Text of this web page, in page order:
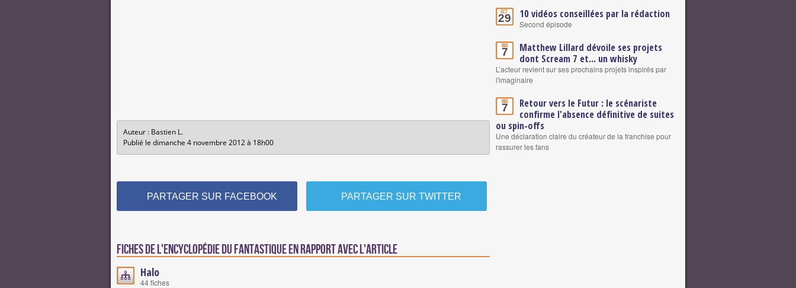
Auteur : Bastien L.
Publié le dimanche 4 novembre 2012 à 18h00
PARTAGER SUR FACEBOOK PARTAGER SUR TWITTER
Fiches de l'encyclopédie du fantastique en rapport avec l'article
Halo
44 fiches
Oct.
29 10 vidéos conseillées par la rédaction
Second épisode
Mai
7
Matthew Lillard dévoile ses projets
dont Scream 7 et... un whisky
L’acteur revient sur ses prochains projets inspirés par
l'imaginaire
Mai
7
Retour vers le Futur : le scénariste
confirme l'absence définitive de suites
ou spin-offs
Une déclaration claire du créateur de la franchise pour
rassurer les fans